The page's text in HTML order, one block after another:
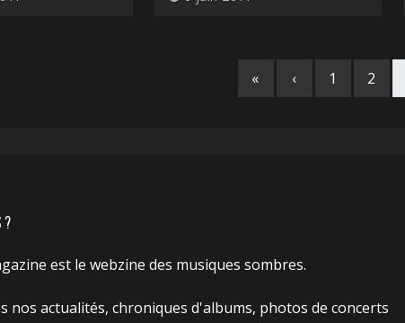
« ‹ 1 2
?
est le webzine des musiques sombres.
nos actualités, chroniques d'albums, photos de concerts